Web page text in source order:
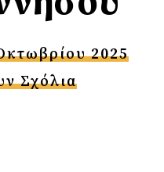
2025
Σχόλια